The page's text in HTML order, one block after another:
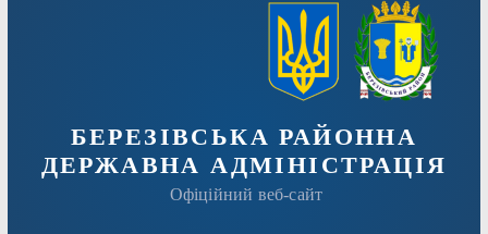
БЕРЕЗІВСЬКА РАЙОННА
ДЕРЖАВНА АДМІНІСТРАЦІЯ
Офіційний веб-сайт